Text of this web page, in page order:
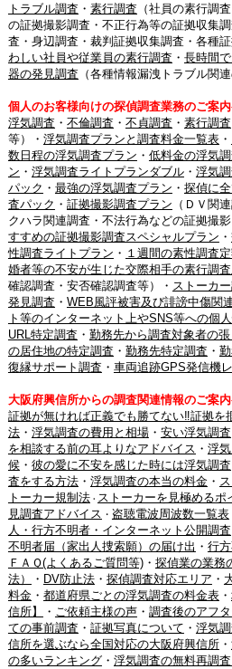
トラブル調査 ・ 素行調査 （社員の素行調
の証拠撮影調査・不正行為等の証拠収集
査・身辺調査・裁判証拠収集調査・各種
わしい社員や従業員の素行調査 ・ 長時間
器の発見調査 （各種情報漏洩トラブル関連
個人のお客様向けの探偵調査業務のご案
浮気調査 ・ 不倫調査 ・ 不貞調査 ・ 素行調査
等）・ 浮気調査プランと調査料金一覧表・
数日程の浮気調査プラン ・ 低料金の浮気
ン ・ 浮気調査ライトプランダブル・ 浮気
パック ・ 最強の浮気調査プラン ・ 探偵に
査パック ・ 証拠撮影調査プラン （ＤＶ関
クハラ関連調査・不法行為などの証拠撮
すすめの証拠撮影調査スペシャルプラン ・
性調査ライトプラン ・ １週間の素性調査
婚者等の不安が生じた交際相手の素行調
確認調査・安否確認調査等）・ ストーカ
発見調査 ・ WEB風評被害及び誹謗中傷関
ト等のインターネット上やSNS等への個
URL特定調査 ・ 勤務先から調査対象者の
の居住地の特定調査 ・ 勤務先特定調査 ・
復縁サポート調査 ・ 車両追跡GPS発信機
大阪府興信所からの調査関連情報のご案
証拠が無ければ正義でも勝てない‼証拠を
法・ 浮気調査の費用と相場・ 安い浮気調査
を相談する前の耳よりなアドバイス ・ 浮
候・ 彼の愛に不安を感じた時には浮気調査
査をする方法・ 浮気調査の本当の料金・
トーカー規制法・ ストーカーを見極めるポ
見調査アドバイス ・ 盗聴電波周波数一覧表
人・行方不明者・インターネット公開調査
不明者届（家出人捜索願）の届け出 ・ 行
ＦＡＱ(よくあるご質問等)・ 探偵業の業務
法）
・ DV防止法・ 探偵調査対応エリア ・
料金・ 都道府県ごとの浮気調査の料金表・
信所】
・ ご依頼主様の声・ 調査後のアフ
ての事前調査 ・ 証拠写真について ・ 浮気
信所を選ぶなら全国対応の大阪府興信所・
の多いランキング・ 浮気調査の無料再調